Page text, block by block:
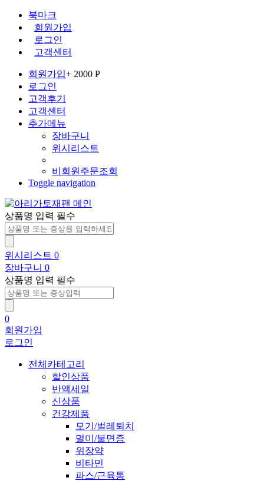
북마크
회원가입
로그인
고객센터
회원가입+ 2000 P
로그인
고객후기
고객센터
추가메뉴
장바구니
위시리스트
비회원주문조회
Toggle navigation
상품명 입력 필수
위시리스트 0
장바구니 0
상품명 입력 필수
0
회원가입
로그인
전체카테고리
할인상품
반액세일
신상품
건강제품
모기/벌레퇴치
멀미/불면증
위장약
비타민
파스/근육통